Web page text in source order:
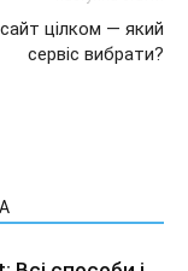
цілком — який
сервіс вибрати?